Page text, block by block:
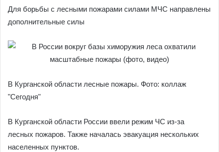
Для борьбы с лесными пожарами силами МЧС направлены
дополнительные силы
В Курганской области лесные пожары. Фото: коллаж
"Сегодня"
В Курганской области России ввели режим ЧС из-за
лесных пожаров. Также началась эвакуация нескольких
населенных пунктов.